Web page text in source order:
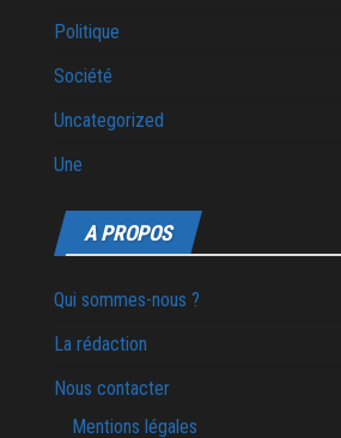
Politique
Société
Uncategorized
Une
A PROPOS
Qui sommes-nous ?
La rédaction
Nous contacter
Mentions légales